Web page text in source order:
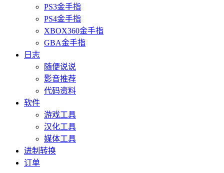
PS3金手指
PS4金手指
XBOX360金手指
GBA金手指
日志
随便说说
影音推荐
代码资料
软件
游戏工具
汉化工具
媒体工具
进制转换
订单